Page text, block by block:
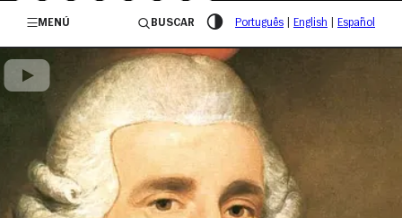
/governosp
MENÚ
BUSCAR Português English Español